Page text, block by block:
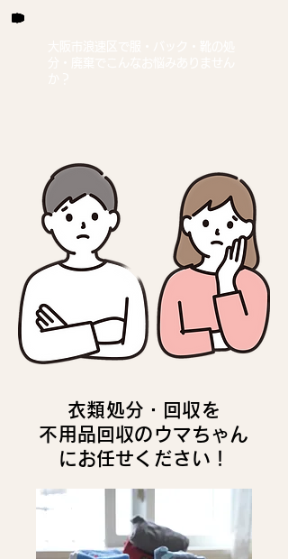
衣類処分・回収を
不用品回収のウマちゃん
にお任せください！